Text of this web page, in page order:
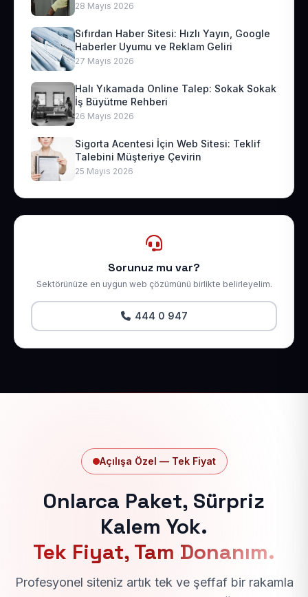
28 Mayıs 2026
Sıfırdan Haber Sitesi: Hızlı Yayın, Google
Haberler Uyumu ve Reklam Geliri
27 Mayıs 2026
Halı Yıkamada Online Talep: Sokak Sokak
İş Büyütme Rehberi
26 Mayıs 2026
Sigorta Acentesi İçin Web Sitesi: Teklif
Talebini Müşteriye Çevirin
25 Mayıs 2026
Sorunuz mu var?
Sektörünüze en uygun web çözümünü birlikte belirleyelim.
444 0 947
Açılışa Özel — Tek Fiyat
Onlarca Paket, Sürpriz
Kalem Yok.
Tek Fiyat, Tam Donanım.
Profesyonel siteniz artık tek ve şeffaf bir rakamla